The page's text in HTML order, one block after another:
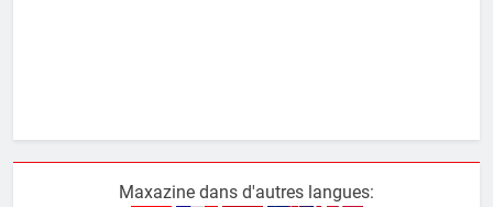
Maxazine dans d'autres langues: